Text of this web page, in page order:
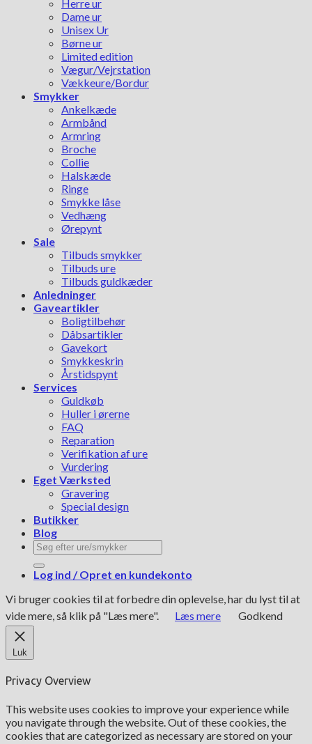
Herre ur
Dame ur
Unisex Ur
Børne ur
Limited edition
Vægur/Vejrstation
Vækkeure/Bordur
Smykker
Ankelkæde
Armbånd
Armring
Broche
Collie
Halskæde
Ringe
Smykke låse
Vedhæng
Ørepynt
Sale
Tilbuds smykker
Tilbuds ure
Tilbuds guldkæder
Anledninger
Gaveartikler
Boligtilbehør
Dåbsartikler
Gavekort
Smykkeskrin
Årstidspynt
Services
Guldkøb
Huller i ørerne
FAQ
Reparation
Verifikation af ure
Vurdering
Eget Værksted
Gravering
Special design
Butikker
Blog
Søg
efter:
Log ind / Opret en kundekonto
Vi bruger cookies til at forbedre din oplevelse, har du lyst til at
vide mere, så klik på "Læs mere".
Læs mere Godkend
Luk
Privacy Overview
This website uses cookies to improve your experience while
you navigate through the website. Out of these cookies, the
cookies that are categorized as necessary are stored on your